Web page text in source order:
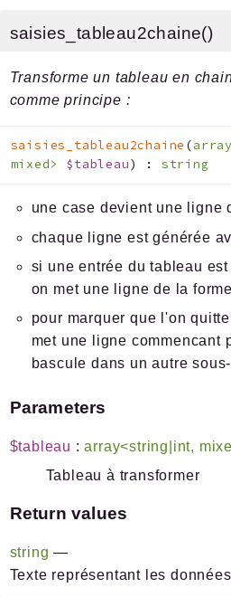
saisies_tableau2chaine()
Transforme un tableau en
comme principe :
saisies_tableau2chaine (
mixed> $tableau) : string
une case devient une ligne
chaque ligne est générée
si une entrée du tableau
on met une ligne de la
pour marquer que l'on
met une ligne commencant
bascule dans un autre
Parameters
$tableau :array<string|int,
Tableau à transformer
Return values
string —
Texte représentant les